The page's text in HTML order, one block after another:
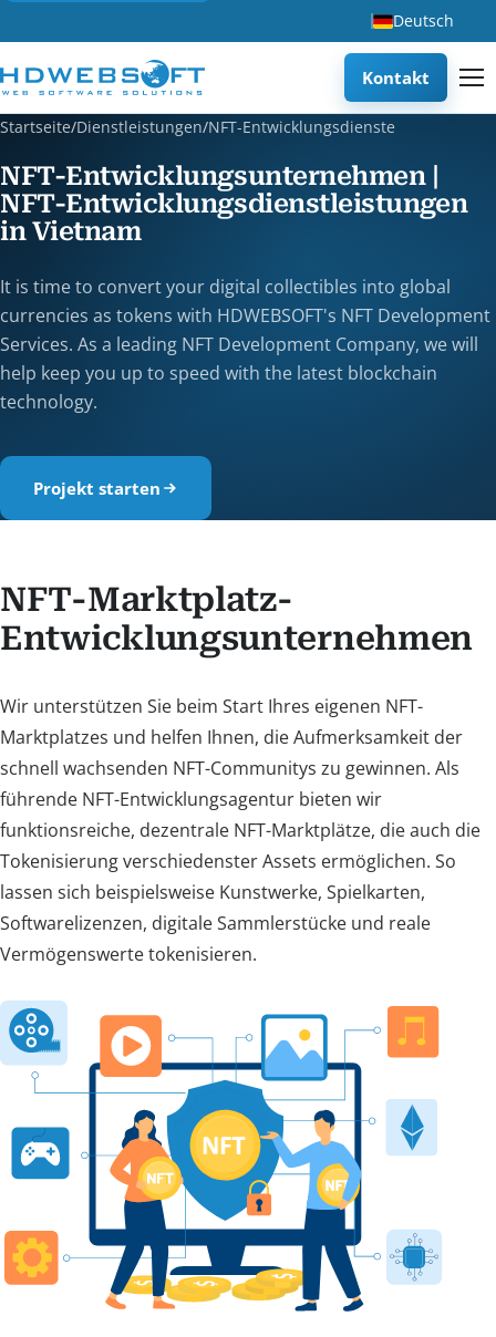
Deutsch
Kontakt
Startseite/Dienstleistungen/NFT-Entwicklungsdienste
NFT-Entwicklungsunternehmen |
NFT-Entwicklungsdienstleistungen
in Vietnam
It is time to convert your digital collectibles into global
currencies as tokens with HDWEBSOFT's NFT Development
Services. As a leading NFT Development Company, we will
help keep you up to speed with the latest blockchain
technology.
Projekt starten
NFT-Marktplatz-
Entwicklungsunternehmen
Wir unterstützen Sie beim Start Ihres eigenen NFT-
Marktplatzes und helfen Ihnen, die Aufmerksamkeit der
schnell wachsenden NFT-Communitys zu gewinnen. Als
führende NFT-Entwicklungsagentur bieten wir
funktionsreiche, dezentrale NFT-Marktplätze, die auch die
Tokenisierung verschiedenster Assets ermöglichen. So
lassen sich beispielsweise Kunstwerke, Spielkarten,
Softwarelizenzen, digitale Sammlerstücke und reale
Vermögenswerte tokenisieren.